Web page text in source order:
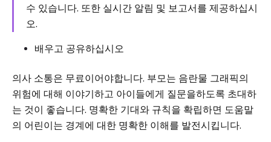
수 있습니다. 또한 실시간 알림 및 보고서를 제공하십시
오.
배우고 공유하십시오
의사 소통은 무료이어야합니다. 부모는 음란물 그래픽의
위험에 대해 이야기하고 아이들에게 질문을하도록 초대하
는 것이 좋습니다. 명확한 기대와 규칙을 확립하면 도움말
의 어린이는 경계에 대한 명확한 이해를 발전시킵니다.